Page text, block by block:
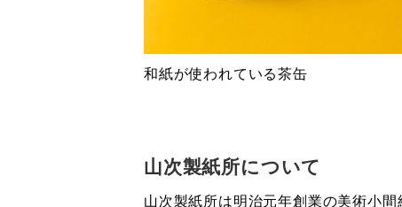
和紙が使われている茶缶
山次製紙所について
山次製紙所は明治元年創業の美術小間